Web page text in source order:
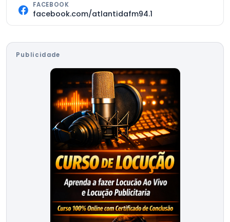
FACEBOOK
facebook.com/atlantidafm94.1
Publicidade